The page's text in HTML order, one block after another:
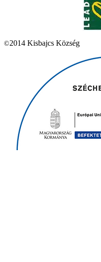
©2014 Kisbajcs Község